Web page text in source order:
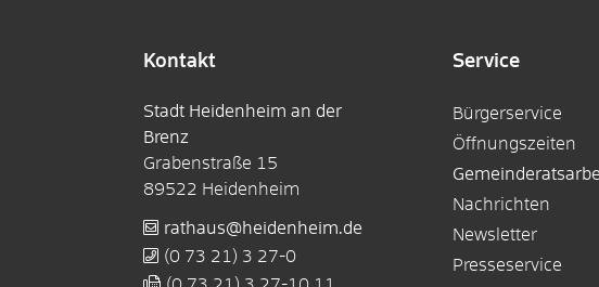
Kontakt
Stadt Heidenheim an der
Brenz
Grabenstraße 15
89522 Heidenheim
rathaus@heidenheim.de
(0 73 21) 3 27-0
Service
Bürgerservice
Öffnungszeiten
Nachrichten
Newsletter
Presseservice